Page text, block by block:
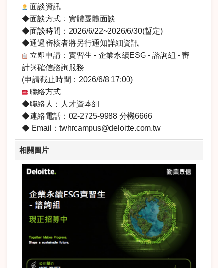
面談資訊
◆面談方式：實體團體面談
◆面談時間：2026/6/22~2026/6/30(暫定)
◆通過審核者將另行通知詳細資訊
立即申請：實習生 - 企業永續ESG - 諮詢組 - 審
計與確信諮詢服務
(申請截止時間：2026/6/8 17:00)
聯絡方式
◆聯絡人：人才資本組
◆連絡電話：02-2725-9988 分機6666
◆ Email：twhrcampus@deloitte.com.tw
相關圖片